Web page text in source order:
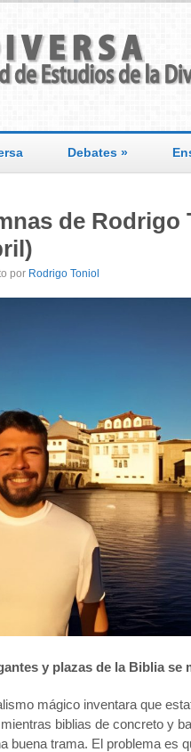
Debates »
de Rodrigo
por Rodrigo Toniol
y plazas de la Biblia
mágico inventara que
biblias de concreto y
buena trama. El problema es